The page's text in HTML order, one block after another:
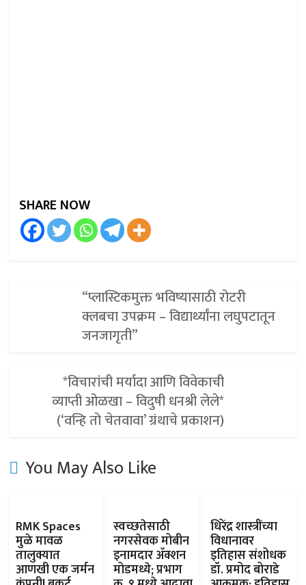
SHARE NOW
“प्लास्टिकमुक्त भविष्यासाठी रोटरी
क्लबचा उपक्रम – विद्यार्थ्यांना लघुपटातून
जनजागृती”
*विचारांची मर्यादा आणि विवेकाची
व्याप्ती ओळखा – विदुषी धनश्री लेले*
(‘वन्हि तो चेतवावा’ ग्रंथाचे प्रकाशन)
You May Also Like
RMK Spaces
मुळे मावळ
तालुक्यात
आणखी एक जर्मन
स्वच्छतेसाठी
नगरसेवक मोबीन
इनामदार ॲक्शन
मोडमध्ये; प्रभाग
धिरेंद्र शास्त्रींच्या
विधानावर
इतिहास संशोधक
डॉ. प्रमोद बोराडे